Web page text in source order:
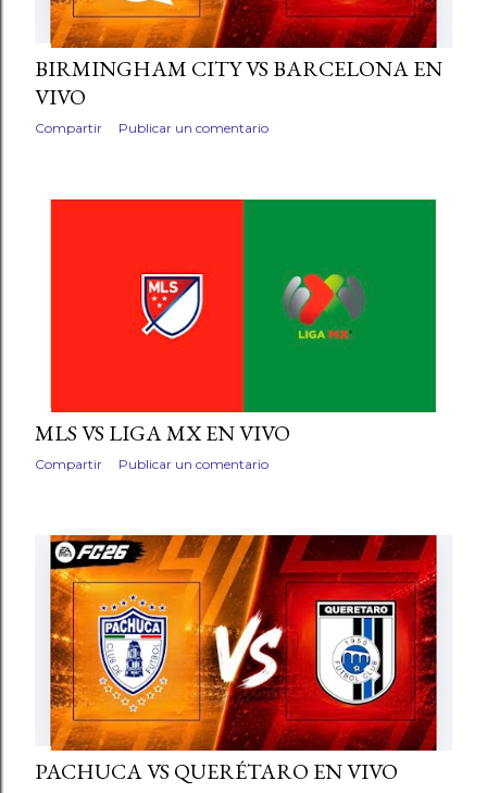
BIRMINGHAM CITY VS BARCELONA EN
VIVO
Compartir Publicar un comentario
MLS VS LIGA MX EN VIVO
Compartir Publicar un comentario
PACHUCA VS QUERÉTARO EN VIVO